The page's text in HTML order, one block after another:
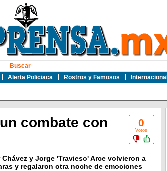
Alerta Policiaca Rostros y Famosos Internacional
Buscar
0
Votos
combate con
Chávez y Jorge 'Travieso' Arce volvieron a
y regalaron otra noche de emociones